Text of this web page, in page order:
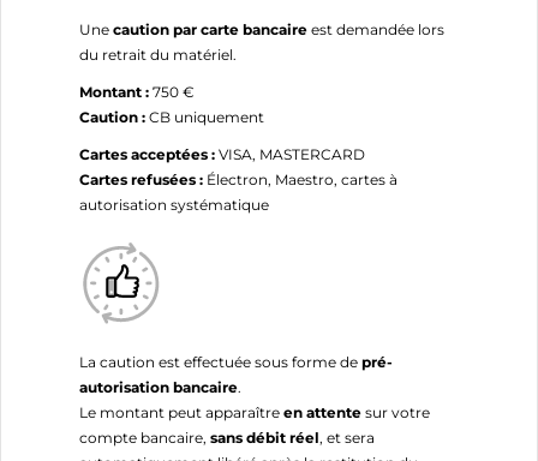
Une caution par carte bancaire est demandée lors
du retrait du matériel.
Montant : 750 €
Caution : CB uniquement
Cartes acceptées : VISA, MASTERCARD
Cartes refusées : Électron, Maestro, cartes à
autorisation systématique
La caution est effectuée sous forme de pré-
autorisation bancaire.
Le montant peut apparaître en attente sur votre
compte bancaire, sans débit réel, et sera